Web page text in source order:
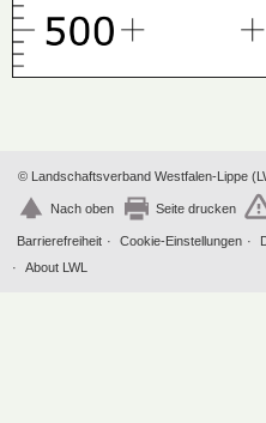
© Landschaftsverband Westfalen-Lippe
Nach oben Seite drucken
Barrierefreiheit Cookie-Einstellungen
About LWL